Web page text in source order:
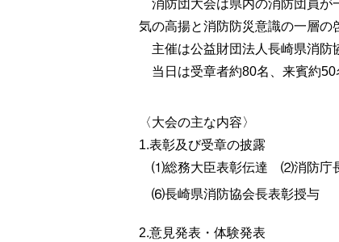
消防団大会は県内の消防団員が
気の高揚と消防防災意識の一層の
主催は公益財団法人長崎県消防
当日は受章者約80名、来賓約
〈大会の主な内容〉
1.表彰及び受章の披露
⑴総務大臣表彰伝達
⑵消防庁
⑹長崎県消防協会長表彰授与
2.意見発表・体験発表